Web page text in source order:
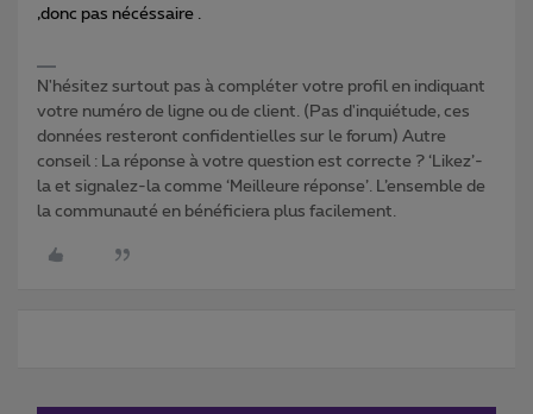
,donc pas nécéssaire .
N'hésitez surtout pas à compléter votre profil en indiquant
votre numéro de ligne ou de client. (Pas d'inquiétude, ces
données resteront confidentielles sur le forum) Autre
conseil : La réponse à votre question est correcte ? ‘Likez’-
la et signalez-la comme ‘Meilleure réponse’. L’ensemble de
la communauté en bénéficiera plus facilement.